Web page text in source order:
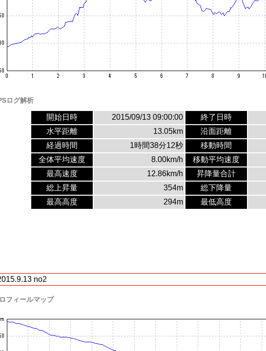
ログ解析
開始日時 2015/09/13 09:00:00 終了日時
水平距離
13.05km 沿面距離
経過時間
1時間38分12秒 移動時間
全体平均速度
8.00km/h 移動平均速度
最高速度
12.86km/h 昇降量合計
総上昇量
354m 総下降量
最高高度
294m 最低高度
no2
フィールマップ